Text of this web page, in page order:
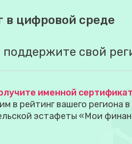
в цифровой среде
поддержите свой
именной сертификат
в рейтинг вашего региона в
эстафеты «Мои